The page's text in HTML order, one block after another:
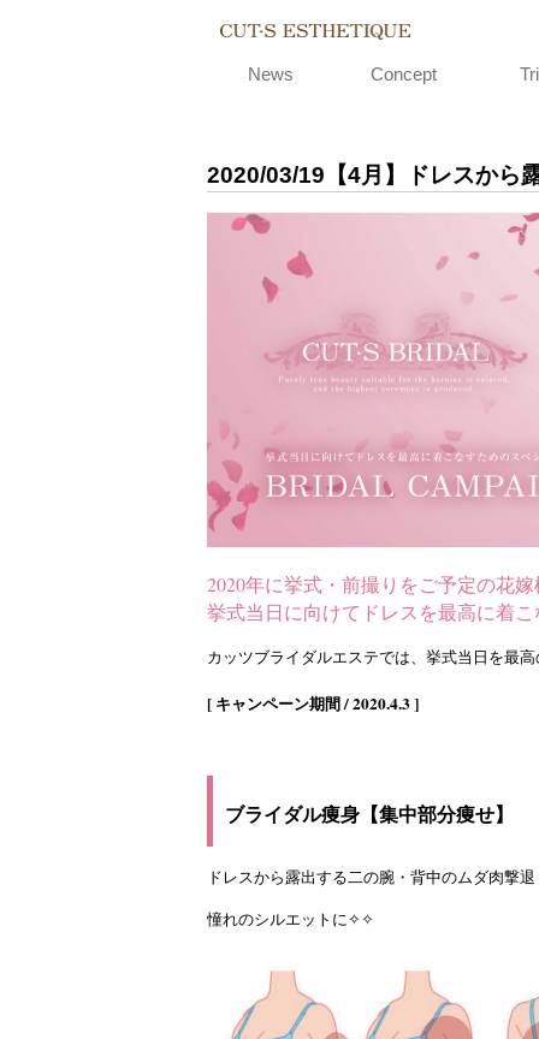
News Concept
2020/03/19 【4月】​ドレスから
2020年に挙式・前撮りをご予定の花
挙式当日に向けてドレスを最高に着
カッツブライダルエステでは、挙式当日を最
[ キャンペーン期間 / 2020.4.3 ]
ブライダル痩身【集中部分痩せ】
ドレスから露出する二の腕・背中のムダ肉撃
憧れのシルエットに✧✧